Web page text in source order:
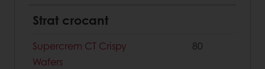
Strat crocant
Supercrem CT Crispy
Wafers
80